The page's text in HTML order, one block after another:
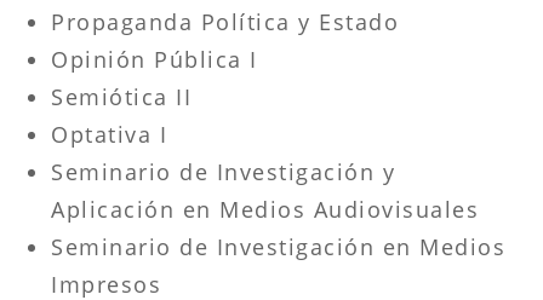
Propaganda Política y Estado
Opinión Pública I
Semiótica II
Optativa I
Seminario de Investigación y
Aplicación en Medios Audiovisuales
Seminario de Investigación en Medios
Impresos